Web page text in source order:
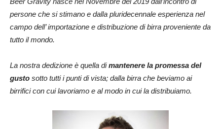
persone che si stimano e dalla pluridecennale esperienza nel
campo dell’ importazione e distribuzione di birra proveniente da
tutto il mondo.
La nostra dedizione è quella dimantenere la promessa del
gusto sotto tutti i punti di vista; dalla birra che beviamo ai
birrifici con cui lavoriamo e al modo in cui la distribuiamo.